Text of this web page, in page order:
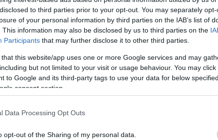
to third parties prior to your opt-out. You may separately
of your personal information by third parties on the IAB’s list of
This information may also be disclosed by us to third parties on the
Participants that may further disclose it to other third parties.
that this website/app uses one or more Google services and may
but not limited to your visit or usage behaviour. You may
to Google and its third-party tags to use your data for below
consent section.
Data Processing Opt Outs
opt-out of the Sharing of my personal data.
του «μπλαουγκράνα» πρωταθλητές Ισπανίας
περίοδο 2024/25 και για 28η φορά
τους.
χρόνια μετά το τελευταίο πρωτάθλημα της
στο ίδιο γήπεδο, την ίδια χρονική περίοδο
τότε) και με τον ίδιο αντίπαλο (Εσπανιόλ),